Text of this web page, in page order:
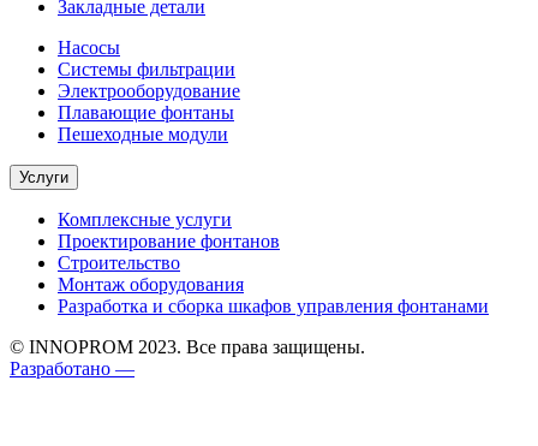
Закладные детали
Насосы
Системы фильтрации
Электрооборудование
Плавающие фонтаны
Пешеходные модули
Услуги
Комплексные услуги
Проектирование фонтанов
Строительство
Монтаж оборудования
Разработка и сборка шкафов управления фонтанами
© INNOPROM 2023. Все права защищены.
Разработано —